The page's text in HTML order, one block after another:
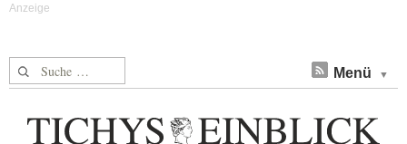
Suche nach: Menü